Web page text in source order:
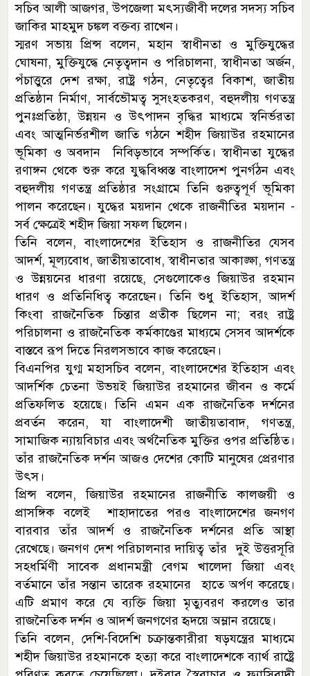
সচিব আলী আজগর, উপজেলা মৎস্যজীবী দলের সদস্য সচিব
জাকির মাহমুদ চঙ্কল বক্তব্য রাখেন।
স্মরণ সভায় প্রিন্স বলেন, মহান স্বাধীনতা ও মুক্তিযুদ্ধের
ঘোষনা, মুক্তিযুদ্ধে নেতৃত্বদান ও পরিচালনা, স্বাধীনতা অর্জন,
পঁচাত্তুরে দেশ রক্ষা, রাষ্ট্র গঠন, নেতৃত্বের বিকাশ, জাতীয়
প্রতিষ্ঠান নির্মাণ, সার্বভৌমত্ব সুসংহতকরণ, বহুদলীয় গণতন্ত্র
পুনঃপ্রতিষ্ঠা, উন্নয়ন ও উৎপাদন বৃদ্ধির মাধ্যমে স্বনির্ভরতা
এবং আত্মনির্ভরশীল জাতি গঠনে শহীদ জিয়াউর রহমানের
ভূমিকা ও অবদান নিবিড়ভাবে সম্পর্কিত। স্বাধীনতা যুদ্ধের
রণাঙ্গন থেকে শুরু করে যুদ্ধবিধ্বস্ত বাংলাদেশ পুনর্গঠন এবং
বহুদলীয় গণতন্ত্র প্রতিষ্ঠার সংগ্রামে তিনি গুরুত্বপূর্ণ ভূমিকা
পালন করেছেন। যুদ্ধের ময়দান থেকে রাজনীতির ময়দান -
সর্ব ক্ষেত্রেই শহীদ জিয়া সফল ছিলেন।
তিনি বলেন, বাংলাদেশের ইতিহাস ও রাজনীতির যেসব
আদর্শ, মূল্যবোধ, জাতীয়তাবোধ, স্বাধীনতার আকাঙ্ক্ষা, গণতন্ত্র
ও উন্নয়নের ধারণা রয়েছে, সেগুলোকেও জিয়াউর রহমান
ধারণ ও প্রতিনিধিত্ব করেছেন। তিনি শুধু ইতিহাস, আদর্শ
কিংবা রাজনৈতিক চিন্তার প্রতীক ছিলেন না; বরং রাষ্ট্র
পরিচালনা ও রাজনৈতিক কর্মকাণ্ডের মাধ্যমে সেসব আদর্শকে
বাস্তবে রূপ দিতে নিরলসভাবে কাজ করেছেন।
বিএনপির যুগ্ম মহাসচিব বলেন, বাংলাদেশের ইতিহাস এবং
আদর্শিক চেতনা উভয়ই জিয়াউর রহমানের জীবন ও কর্মে
প্রতিফলিত হয়েছে। তিনি এমন এক রাজনৈতিক দর্শনের
প্রবর্তন করেন, যা বাংলাদেশী জাতীয়তাবাদ, গণতন্ত্র,
সামাজিক ন্যায়বিচার এবং অর্থনৈতিক মুক্তির ওপর প্রতিষ্ঠিত।
তাঁর রাজনৈতিক দর্শন আজও দেশের কোটি মানুষের প্রেরণার
উৎস।
প্রিন্স বলেন, জিয়াউর রহমানের রাজনীতি কালজয়ী ও
প্রাসঙ্গিক বলেই শাহাদাতের পরও বাংলাদেশের জনগণ
বারবার তাঁর আদর্শ ও রাজনৈতিক দর্শনের প্রতি আস্থা
রেখেছে। জনগণ দেশ পরিচালনার দায়িত্ব তাঁর দুই উত্তরসূরি
সহধর্মিণী সাবেক প্রধানমন্ত্রী বেগম খালেদা জিয়া এবং
বর্তমানে তাঁর সন্তান তারেক রহমানের হাতে অর্পণ করেছে।
এটি প্রমাণ করে যে ব্যক্তি জিয়া মৃত্যুবরণ করলেও তার
রাজনৈতিক দর্শন ও আদর্শ জনগণের হৃদয়ে অম্লান রয়েছে।
তিনি বলেন, দেশি-বিদেশি চক্রান্তকারীরা ষড়যন্ত্রের মাধ্যমে
শহীদ জিয়াউর রহমানকে হত্যা করে বাংলাদেশকে ব্যার্থ রাষ্ট্রে